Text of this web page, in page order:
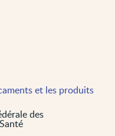
et les produits
des